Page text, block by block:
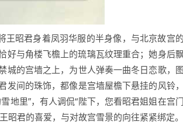
王昭君身着凤羽华服的半身像，与北京故宫的
与角楼飞檐上的琉璃瓦纹理重合；她身后
城的宫墙之上，为世人弹奏一曲冬日恋歌，图
间的珠饰，都像是宫墙屋檐下悬挂的风铃，
地里”，有人调侃“陛下，您看昭君姐姐在宫门
昭君的喜爱，与对故宫雪景的向往紧紧绑定。